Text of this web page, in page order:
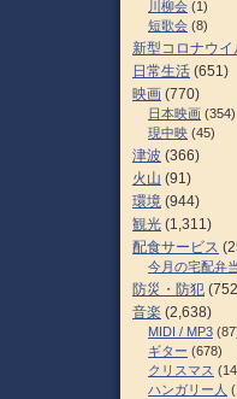
川柳会 (1)
短歌会 (8)
新型コロナウイ
日常生活 (651)
映画 (770)
日本映画 (354)
現中映 (45)
津波 (366)
火山 (91)
環境 (944)
観光 (1,311)
配食サービス
今月の宅配弁
防災・防犯
音楽 (2,638)
MIDI / MP3
ギター (678)
クリスマス
ハンガリー人